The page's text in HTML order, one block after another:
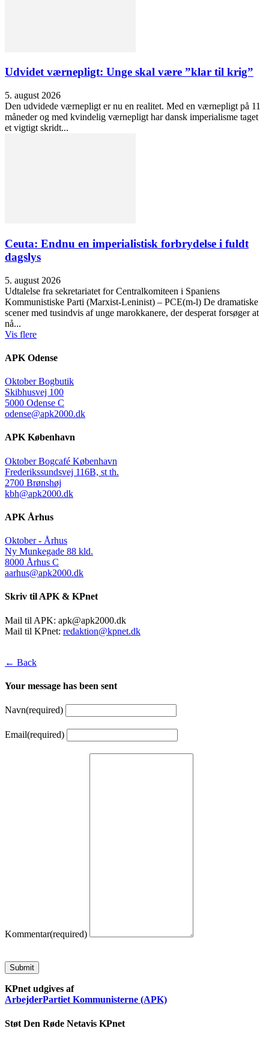
Udvidet værnepligt: Unge skal være ”klar til krig”
5. august 2026
Den udvidede værnepligt er nu en realitet. Med en værnepligt på 11
måneder og med kvindelig værnepligt har dansk imperialisme taget
et vigtigt skridt...
Ceuta: Endnu en imperialistisk forbrydelse i fuldt
dagslys
5. august 2026
Udtalelse fra sekretariatet for Centralkomiteen i Spaniens
Kommunistiske Parti (Marxist-Leninist) – PCE(m-l) De dramatiske
scener med tusindvis af unge marokkanere, der desperat forsøger at
nå...
Vis flere
APK Odense
Oktober Bogbutik
Skibhusvej 100
5000 Odense C
odense@apk2000.dk
APK København
Oktober Bogcafé København
Frederikssundsvej 116B, st th.
2700 Brønshøj
kbh@apk2000.dk
APK Århus
Oktober - Århus
Ny Munkegade 88 kld.
8000 Århus C
aarhus@apk2000.dk
Skriv til APK & KPnet
Mail til APK: apk@apk2000.dk
Mail til KPnet: redaktion@kpnet.dk
← Back
Your message has been sent
Navn(required)
Email(required)
Kommentar(required)
Submit
KPnet udgives af
ArbejderPartiet Kommunisterne (APK)
Støt Den Røde Netavis KPnet